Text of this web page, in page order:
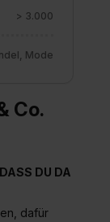
> 3.000
Mode
Co.
DU DA
dafür